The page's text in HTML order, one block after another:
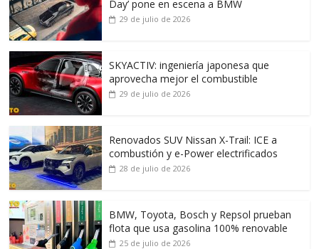
Day’ pone en escena a BMW
29 de julio de 2026
SKYACTIV: ingeniería japonesa que
aprovecha mejor el combustible
29 de julio de 2026
Renovados SUV Nissan X-Trail: ICE a
combustión y e-Power electrificados
28 de julio de 2026
BMW, Toyota, Bosch y Repsol prueban
flota que usa gasolina 100% renovable
25 de julio de 2026